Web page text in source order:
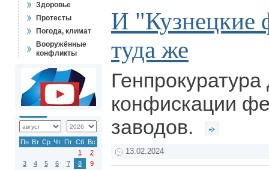
Здоровье
Протесты
Погода, климат
Вооружённые
конфликты
Пн Вт Ср Чт Пт Сб Вс
1
2
3
4 5 6 7 8
9
И "Кузнецкие
туда же
конфискации
заводов.
13.02.2024